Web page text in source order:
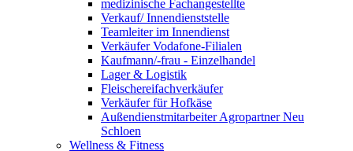
medizinische Fachangestellte
Verkauf/ Innendienststelle
Teamleiter im Innendienst
Verkäufer Vodafone-Filialen
Kaufmann/-frau - Einzelhandel
Lager & Logistik
Fleischereifachverkäufer
Verkäufer für Hofkäse
Außendienstmitarbeiter Agropartner Neu
Schloen
Wellness & Fitness